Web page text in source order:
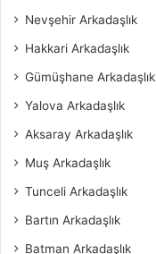
Nevşehir Arkadaşlık
Hakkari Arkadaşlık
Gümüşhane Arkadaşlık
Yalova Arkadaşlık
Aksaray Arkadaşlık
Muş Arkadaşlık
Tunceli Arkadaşlık
Bartın Arkadaşlık
Batman Arkadaşlık